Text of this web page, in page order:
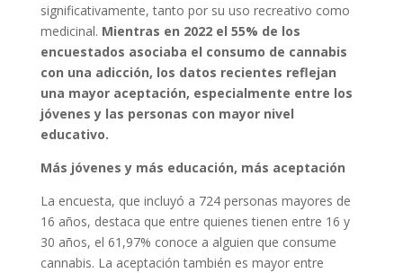
significativamente, tanto por su uso recreativo como
medicinal. Mientras en 2022 el 55% de los
encuestados asociaba el consumo de cannabis
con una adicción, los datos recientes reflejan
una mayor aceptación, especialmente entre los
jóvenes y las personas con mayor nivel
educativo.
Más jóvenes y más educación, más aceptación
La encuesta, que incluyó a 724 personas mayores de
16 años, destaca que entre quienes tienen entre 16 y
30 años, el 61,97% conoce a alguien que consume
cannabis. La aceptación también es mayor entre